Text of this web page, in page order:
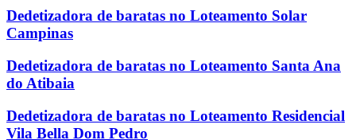
Dedetizadora de baratas no Loteamento Solar
Campinas
Dedetizadora de baratas no Loteamento Santa Ana
do Atibaia
Dedetizadora de baratas no Loteamento Residencial
Vila Bella Dom Pedro